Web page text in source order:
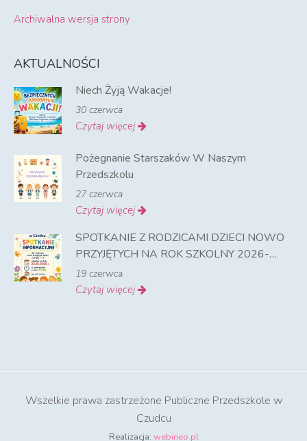
Archiwalna wersja strony
AKTUALNOŚCI
Niech Żyją Wakacje!
30 czerwca
Czytaj więcej
Pożegnanie Starszaków W Naszym
Przedszkolu
27 czerwca
Czytaj więcej
SPOTKANIE Z RODZICAMI DZIECI NOWO
PRZYJĘTYCH NA ROK SZKOLNY 2026-
2027
19 czerwca
Czytaj więcej
Wszelkie prawa zastrzeżone Publiczne Przedszkole w
Czudcu
Realizacja: webineo.pl